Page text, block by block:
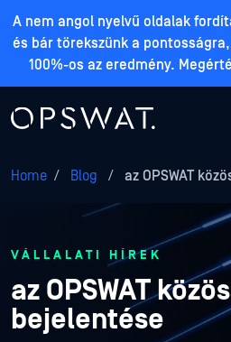
A nem angol nyelvű oldalak
és bár törekszünk a
100%-os az eredmény.
Home / Blog / az OPSWAT
VÁLLALATI HÍREK
az OPSWAT
bejelentése